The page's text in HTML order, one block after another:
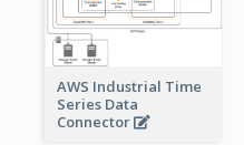
AWS Industrial Time
Series Data
Connector